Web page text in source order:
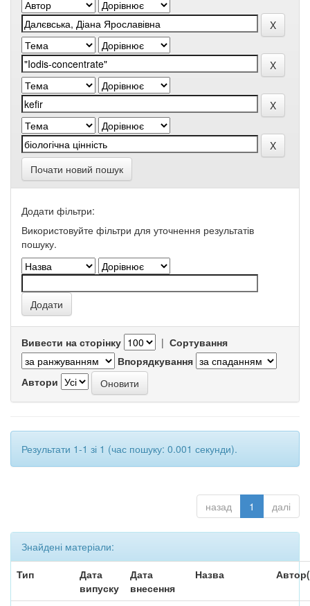
Почати новий пошук
Додати фільтри:
Використовуйте фільтри для уточнення результатів
пошуку.
Вивести на сторінку | Сортування
Впорядкування
Автори
Результати 1-1 зі 1 (час пошуку: 0.001 секунди).
назад 1 далі
Знайдені матеріали:
Тип
Дата
випуску
Дата
внесення
Назва